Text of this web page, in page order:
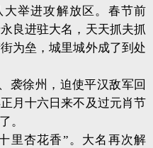
举进攻解放区。春节前
良进驻大名，天天抓夫抓
为垒，城里城外成了到处
袭徐州，迫使平汉敌军回
月十六日来不及过元肖节
。
里杏花香”。大名再次解